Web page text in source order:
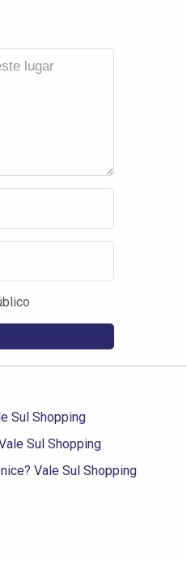
Sul Shopping
Sul Shopping
Vale Sul Shopping